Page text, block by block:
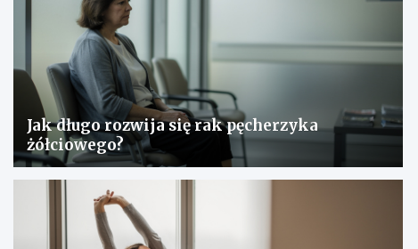
Jak długo rozwija się rak pęcherzyka
żółciowego?